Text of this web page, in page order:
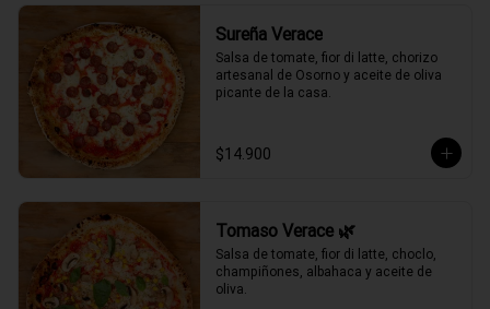
Sureña Verace
Salsa de tomate, fior di latte, chorizo
artesanal de Osorno y aceite de oliva
picante de la casa.
$14.900
Tomaso Verace 🌿
Salsa de tomate, fior di latte, choclo,
champiñones, albahaca y aceite de
oliva.